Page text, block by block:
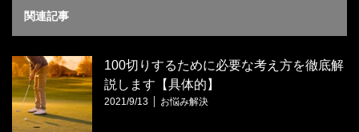
関連記事
100切りするために必要な考え方を徹底解
説します【具体的】
2021/9/13 お悩み解決